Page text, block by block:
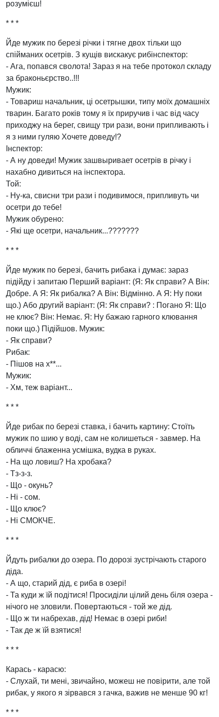
розумієш!
* * *
Йде мужик по березі річки і тягне двох тільки що
спійманих осетрів. З кущів вискакує рибінспектор:
- Ага, попався сволота! Зараз я на тебе протокол складу
за браконьєрство..!!!
Мужик:
- Товариш начальник, ці осетрышки, типу моїх домашніх
тварин. Багато років тому я їх приручив і час від часу
приходжу на берег, свищу три рази, вони припливають і
я з ними гуляю Хочете доведу!?
Інспектор:
- А ну доведи! Мужик зашвыривает осетрів в річку і
нахабно дивиться на інспектора.
Той:
- Ну-ка, свисни три рази і подивимося, припливуть чи
осетри до тебе!
Мужик обурено:
- Які ще осетри, начальник...???????
* * *
Йде мужик по березі, бачить рибака і думає: зараз
підійду і запитаю Перший варіант: (Я: Як справи? А Він:
Добре. А Я: Як рибалка? А Він: Відмінно. А Я: Ну поки
що.) Або другий варіант: (Я: Як справи? : Погано Я: Що
не клює? Він: Немає. Я: Ну бажаю гарного клювання
поки що.) Підійшов. Мужик:
- Як справи?
Рибак:
- Пішов на х**...
Мужик:
- Хм, теж варіант...
* * *
Йде рибак по березі ставка, і бачить картину: Стоїть
мужик по шию у воді, сам не колишеться - завмер. На
обличчі блаженна усмішка, вудка в руках.
- На що ловиш? На хробака?
- Тз-з-з.
- Що - окунь?
- Ні - сом.
- Що клює?
- Ні СМОКЧЕ.
* * *
Йдуть рибалки до озера. По дорозі зустрічають старого
діда.
- А що, старий дід, є риба в озері!
- Та куди ж їй подітися! Просиділи цілий день біля озера -
нічого не зловили. Повертаються - той же дід.
- Що ж ти набрехав, дід! Немає в озері риби!
- Так де ж їй взятися!
* * *
Карась - карасю:
- Слухай, ти мені, звичайно, можеш не повірити, але той
рибак, у якого я зірвався з гачка, важив не менше 90 кг!
* * *